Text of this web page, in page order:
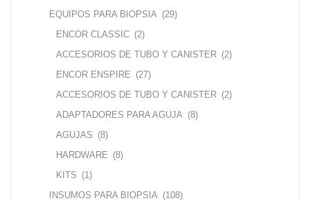
EQUIPOS PARA BIOPSIA (29)
ENCOR CLASSIC (2)
ACCESORIOS DE TUBO Y CANISTER (2)
ENCOR ENSPIRE (27)
ACCESORIOS DE TUBO Y CANISTER (2)
ADAPTADORES PARA AGUJA (8)
AGUJAS (8)
HARDWARE (8)
KITS (1)
INSUMOS PARA BIOPSIA (108)